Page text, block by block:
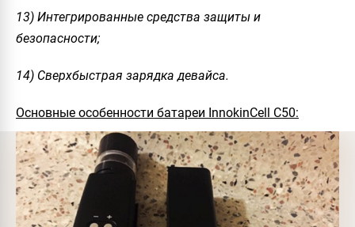
13) Интегрированные средства защиты и
безопасности;
14) Сверхбыстрая зарядка девайса.
Основные особенности батареи InnokinCell C50: